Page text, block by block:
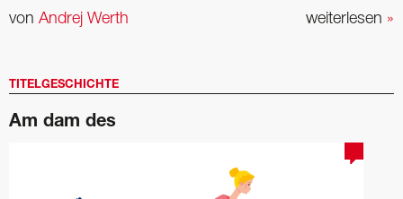
weiterlesen »
von Andrej Werth
TITELGESCHICHTE
Am dam des